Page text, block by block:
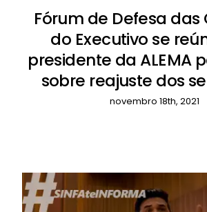
Fórum de Defesa das
do Executivo se
presidente da ALEMA
sobre reajuste dos
novembro 18th, 2021